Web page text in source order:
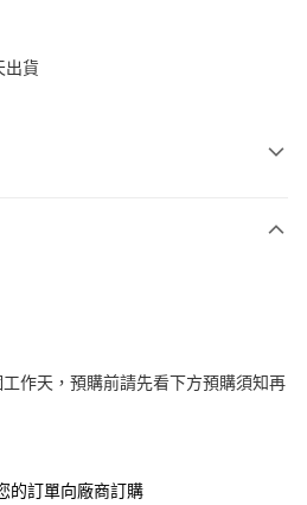
出貨
作天，預購前請先看下方預購須知再
的訂單向廠商訂購